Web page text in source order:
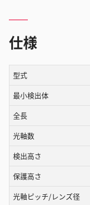
仕様
型式
最小検出体
全長
光軸数
検出高さ
保護高さ
光軸ピッチ/レンズ径